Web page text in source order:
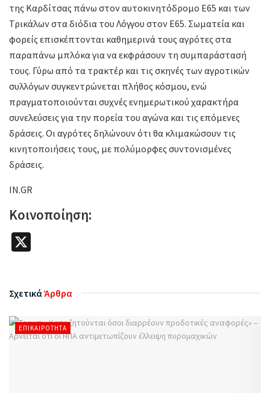
της Καρδίτσας πάνω στον αυτοκινητόδρομο Ε65 και των
Τρικάλων στα διόδια του Λόγγου στον Ε65. Σωματεία και
φορείς επισκέπτονται καθημερινά τους αγρότες στα
παραπάνω μπλόκα για να εκφράσουν τη συμπαράστασή
τους. Γύρω από τα τρακτέρ και τις σκηνές των αγροτικών
συλλόγων συγκεντρώνεται πλήθος κόσμου, ενώ
πραγματοποιούνται συχνές ενημερωτικού χαρακτήρα
συνελεύσεις για την πορεία του αγώνα και τις επόμενες
δράσεις. Οι αγρότες δηλώνουν ότι θα κλιμακώσουν τις
κινητοποιήσεις τους, με πολύμορφες συντονισμένες
δράσεις.
IN.GR
Κοινοποίηση:
ΣχετικάΆρθρα
ΕΠΙΚΑΙΡΌΤΗΤΑ